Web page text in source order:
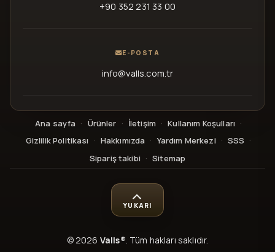
+90 352 231 33 00
E-POSTA
info@valls.com.tr
Ana sayfa · Ürünler · İletişim · Kullanım Koşulları ·
Gizlilik Politikası
· Hakkımızda · Yardım Merkezi · SSS ·
Sipariş takibi · Sitemap
© 2026 Valls®. Tüm hakları saklıdır.
YUKARI